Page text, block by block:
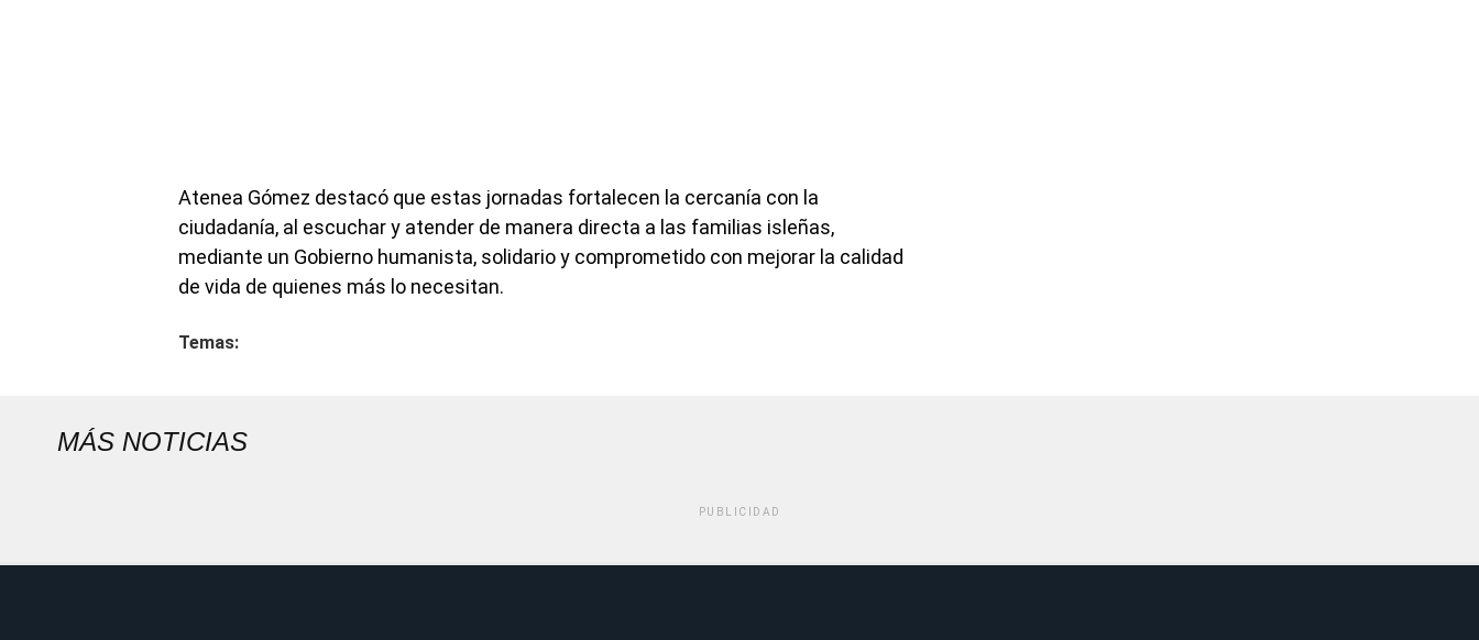
Atenea Gómez destacó que estas jornadas fortalecen la cercanía con la
ciudadanía, al escuchar y atender de manera directa a las familias isleñas,
mediante un Gobierno humanista, solidario y comprometido con mejorar la calidad
de vida de quienes más lo necesitan.
Temas:
MÁS NOTICIAS
PUBLICIDAD